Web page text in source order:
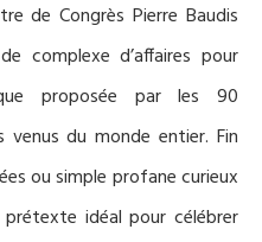
de Congrès Pierre Baudis
complexe d’affaires pour
proposée par les 90
venus du monde entier. Fin
ousimple profane curieux
idéal pour célébrer